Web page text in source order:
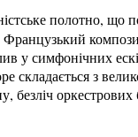
полотно, що
у симфонічних
складається з
безліч